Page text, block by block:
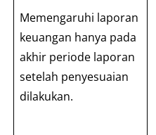
Memengaruhi laporan
keuangan hanya pada
akhir periode laporan
setelah penyesuaian
dilakukan.